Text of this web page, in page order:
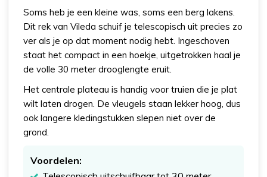
Soms heb je een kleine was, soms een berg lakens.
Dit rek van Vileda schuif je telescopisch uit precies zo
ver als je op dat moment nodig hebt. Ingeschoven
staat het compact in een hoekje, uitgetrokken haal je
de volle 30 meter drooglengte eruit.
Het centrale plateau is handig voor truien die je plat
wilt laten drogen. De vleugels staan lekker hoog, dus
ook langere kledingstukken slepen niet over de
grond.
Voordelen: